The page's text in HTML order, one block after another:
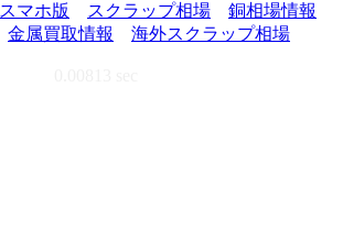
スマホ版 スクラップ相場
銅相場情報
金属買取情報 海外スクラップ相場